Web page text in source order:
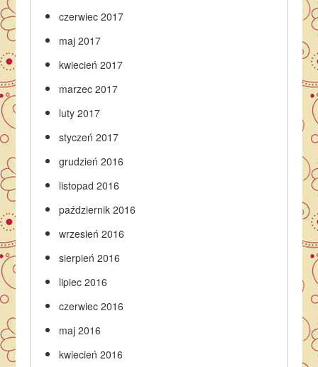
czerwiec 2017
maj 2017
kwiecień 2017
marzec 2017
luty 2017
styczeń 2017
grudzień 2016
listopad 2016
październik 2016
wrzesień 2016
sierpień 2016
lipiec 2016
czerwiec 2016
maj 2016
kwiecień 2016